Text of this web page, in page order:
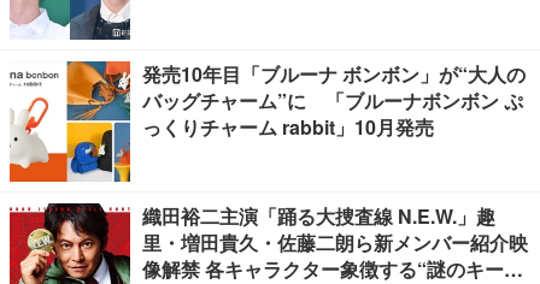
発売10年目「ブルーナ ボンボン」が“大人の
バッグチャーム”に 「ブルーナボンボン ぷ
っくりチャーム rabbit」10月発売
織田裕二主演「踊る大捜査線 N.E.W.」趣
里・増田貴久・佐藤二朗ら新メンバー紹介映
像解禁 各キャラクター象徴する“謎のキーワ